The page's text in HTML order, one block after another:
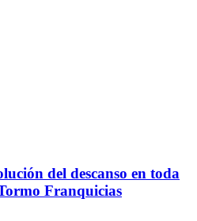
del descanso en toda
Franquicias